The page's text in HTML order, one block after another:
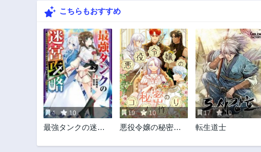
こちらもおすすめ
4 10
最強タンクの迷宮
のレアスキル持ち
19 10
悪役令嬢の秘密の
17 10
転生道士